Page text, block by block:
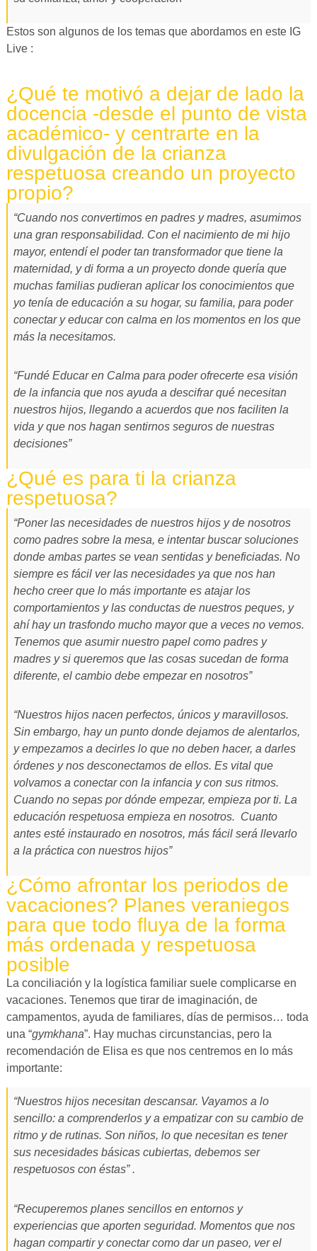
Estos son algunos de los temas que abordamos en este IG
Live :
¿Qué te motivó a dejar de lado la
docencia -desde el punto de vista
académico- y centrarte en la
divulgación de la crianza
respetuosa creando un proyecto
propio?
“Cuando nos convertimos en padres y madres, asumimos
una gran responsabilidad. Con el nacimiento de mi hijo
mayor, entendí el poder tan transformador que tiene la
maternidad, y di forma a un proyecto donde quería que
muchas familias pudieran aplicar los conocimientos que
yo tenía de educación a su hogar, su familia, para poder
conectar y educar con calma en los momentos en los que
más la necesitamos.
“Fundé Educar en Calma para poder ofrecerte esa visión
de la infancia que nos ayuda a descifrar qué necesitan
nuestros hijos, llegando a acuerdos que nos faciliten la
vida y que nos hagan sentirnos seguros de nuestras
decisiones”
¿Qué es para ti la crianza
respetuosa?
“Poner las necesidades de nuestros hijos y de nosotros
como padres sobre la mesa, e intentar buscar soluciones
donde ambas partes se vean sentidas y beneficiadas. No
siempre es fácil ver las necesidades ya que nos han
hecho creer que lo más importante es atajar los
comportamientos y las conductas de nuestros peques, y
ahí hay un trasfondo mucho mayor que a veces no vemos.
Tenemos que asumir nuestro papel como padres y
madres y si queremos que las cosas sucedan de forma
diferente, el cambio debe empezar en nosotros”
“Nuestros hijos nacen perfectos, únicos y maravillosos.
Sin embargo, hay un punto donde dejamos de alentarlos,
y empezamos a decirles lo que no deben hacer, a darles
órdenes y nos desconectamos de ellos. Es vital que
volvamos a conectar con la infancia y con sus ritmos.
Cuando no sepas por dónde empezar, empieza por ti. La
educación respetuosa empieza en nosotros. Cuanto
antes esté instaurado en nosotros, más fácil será llevarlo
a la práctica con nuestros hijos”
¿Cómo afrontar los periodos de
vacaciones? Planes veraniegos
para que todo fluya de la forma
más ordenada y respetuosa
posible
La conciliación y la logística familiar suele complicarse en
vacaciones. Tenemos que tirar de imaginación, de
campamentos, ayuda de familiares, días de permisos… toda
una “gymkhana”. Hay muchas circunstancias, pero la
recomendación de Elisa es que nos centremos en lo más
importante:
“Nuestros hijos necesitan descansar. Vayamos a lo
sencillo: a comprenderlos y a empatizar con su cambio de
ritmo y de rutinas. Son niños, lo que necesitan es tener
sus necesidades básicas cubiertas, debemos ser
respetuosos con éstas” .
“Recuperemos planes sencillos en entornos y
experiencias que aporten seguridad. Momentos que nos
hagan compartir y conectar como dar un paseo, ver el